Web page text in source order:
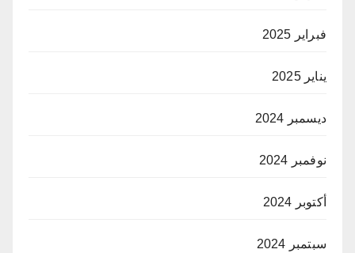
فبراير 2025
يناير 2025
ديسمبر 2024
نوفمبر 2024
أكتوبر 2024
سبتمبر 2024